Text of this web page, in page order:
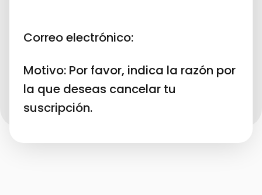
Correo electrónico:
Motivo: Por favor, indica la razón por
la que deseas cancelar tu
suscripción.